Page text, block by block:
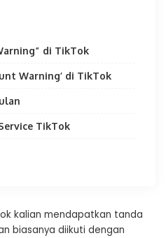
di TikTok
Warning’ di TikTok
TikTok
kalian mendapatkan tanda
biasanya diikuti dengan